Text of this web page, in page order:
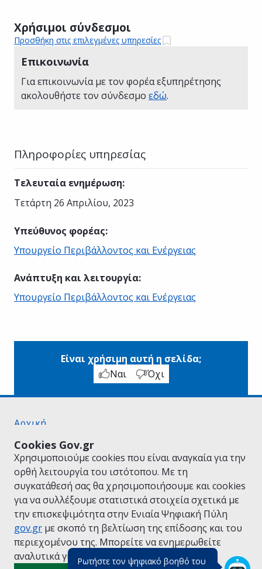
Ρωτήστε τον ψηφιακό βοηθό του
Cookies Gov.gr
Χρησιμοποιούμε cookies που είναι αναγκαία για την
ορθή λειτουργία του ιστότοπου. Με τη
συγκατάθεσή σας θα χρησιμοποιήσουμε και cookies
για να συλλέξουμε στατιστικά στοιχεία σχετικά με
την επισκεψιμότητα στην Ενιαία Ψηφιακή Πύλη
gov.gr με σκοπό τη βελτίωση της επίδοσης και του
περιεχομένου της. Μπορείτε να ενημερωθείτε
αναλυτικά για την Πολιτική Cookies.
Χρήσιμοι σύνδεσμοι
Προσθήκη στις επιλεγμένες υπηρεσίες
Επικοινωνία
Για επικοινωνία με τον φορέα εξυπηρέτησης
ακολουθήστε τον σύνδεσμο εδώ.
Πληροφορίες υπηρεσίας
Τελευταία ενημέρωση:
Τετάρτη 26 Απριλίου, 2023
Υπεύθυνος φορέας:
Υπουργείο Περιβάλλοντος και Ενέργειας
Ανάπτυξη και λειτουργία:
Υπουργείο Περιβάλλοντος και Ενέργειας
Είναι χρήσιμη αυτή η σελίδα;
Ναι
Όχι
Αρχική
Όροι Χρήσης
Πολιτική Απορρήτου
Δήλωση προσβασιμότητας
Πολιτική cookies
Προτάσεις για το gov.gr
Υλοποίηση από το Υπουργείο Ψηφιακής
Διακυβέρνησης
Ελληνικά |Αγγλικά